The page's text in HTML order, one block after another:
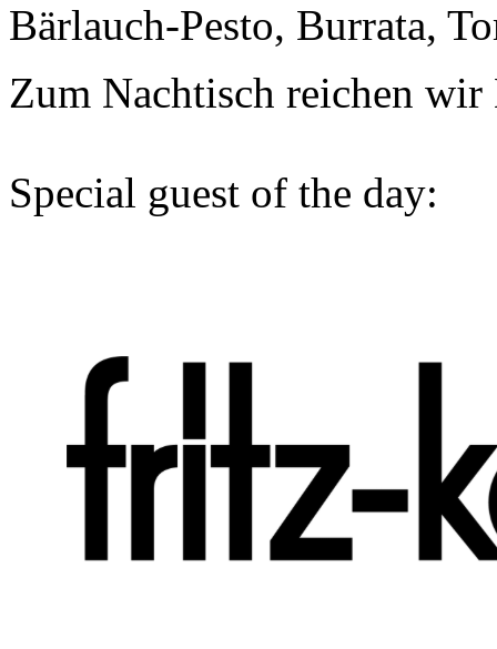
Bärlauch-Pesto, Burrata,
Zum Nachtisch reichen wir
Special guest of the day: